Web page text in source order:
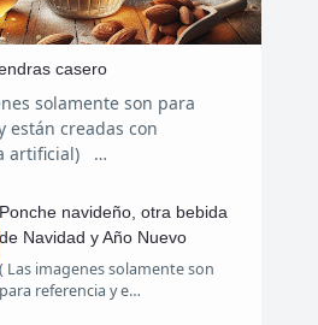
casero
solamente son para
están creadas con
artificial) …
Ponche navideño, otra bebida
de Navidad y Año Nuevo
( Las imagenes solamente son
para referencia y e…